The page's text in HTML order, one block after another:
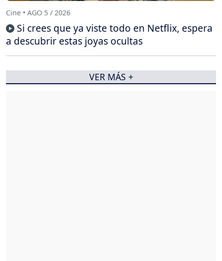
Cine • AGO 5 / 2026
Si crees que ya viste todo en Netflix, espera
a descubrir estas joyas ocultas
VER MÁS +